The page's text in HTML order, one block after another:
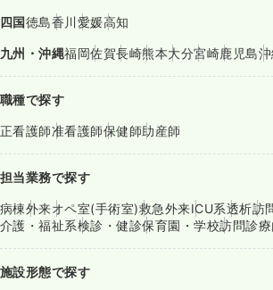
四国徳島香川愛媛高知
九州・沖縄福岡佐賀長崎熊本大分宮崎鹿児島
職種で探す
正看護師准看護師保健師助産師
担当業務で探す
病棟外来オペ室(手術室)救急外来ICU系透析訪
介護・福祉系検診・健診保育園・学校訪問診療
施設形態で探す